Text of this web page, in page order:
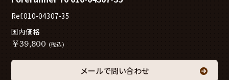
Ref.010-04307-35
国内価格
￥39,800 (税込)
メールで問い合わせ